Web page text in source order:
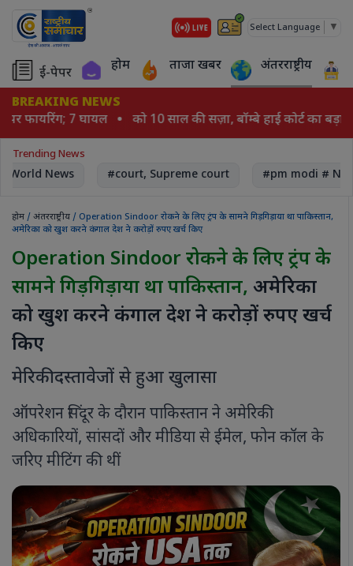
Select Language ▼
ई-पेपर होम ताजा खबर अंतरराष्ट्रीय
BREAKING NEWS
पर फायरिंग; 7 घायल
को 10 साल की सज़ा, बॉम्बे हाई कोर्ट का बड़ा
Trending News
World News #court, Supreme court #pm modi #
होम / अंतरराष्ट्रीय / Operation Sindoor रोकने के लिए ट्रंप के सामने गिड़गिड़ाया था पाकिस्तान,
अमेरिका को खुश करने कंगाल देश ने करोड़ों रुपए खर्च किए
Operation Sindoor रोकने के लिए ट्रंप के
सामने गिड़गिड़ाया था पाकिस्तान, अमेरिका
को खुश करने कंगाल देश ने करोड़ों रुपए खर्च
किए
मेरिकी दस्तावेजों से हुआ खुलासा
ऑपरेशन सिंदूर के दौरान पाकिस्तान ने अमेरिकी
अधिकारियों, सांसदों और मीडिया से ईमेल, फोन कॉल के
जरिए मीटिंग की थीं